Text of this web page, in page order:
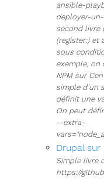
ansible-
deployer-
second livre
(register:) et
sous
exemple, on
NPM sur
simple d’un
définit une
On peut
--extra-
Drupal
Simple livre
https://